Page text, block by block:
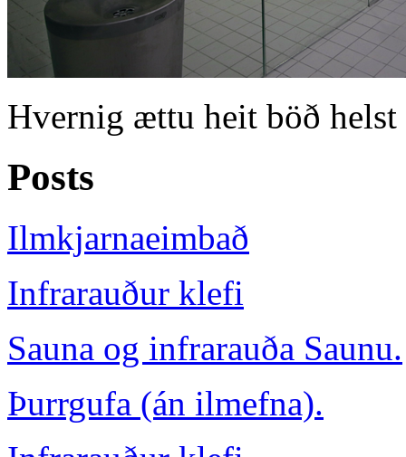
Hvernig ættu heit böð helst
Posts
Ilmkjarnaeimbað
Infrarauður klefi
Sauna og infrarauða Saunu.
Þurrgufa (án ilmefna).